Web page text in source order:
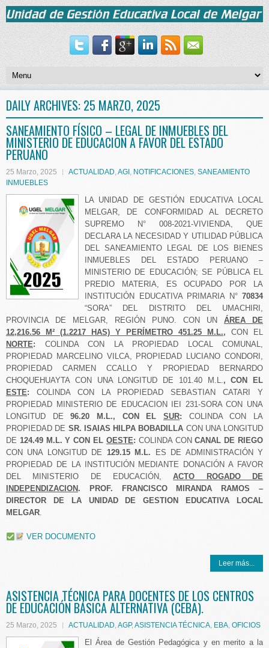
DAILY ARCHIVES: 25 MARZO, 2025
SANEAMIENTO FÍSICO – LEGAL DE INMUEBLES DEL
MINISTERIO DE EDUCACION A FAVOR DEL ESTADO
PERUANO
25 Marzo, 2025 ACTUALIDAD,AGI , NOTIFICACIONES, SANEAMIENTO
INMUEBLES
LA UNIDAD DE GESTIÓN EDUCATIVA LOCAL
MELGAR, DE CONFORMIDAD AL DECRETO
SUPREMO N° 008-2021-VIVIENDA, QUE
DECLARA LA NECESIDAD Y UTILIDAD PÚBLICA
DEL SANEAMIENTO LEGAL DE LOS BIENES
INMUEBLES DEL ESTADO PERUANO –
MINISTERIO DE EDUCACIÓN; SE PÚBLICA EL
PREDIO MATERIA, ES OCUPADO POR LA
INSTITUCIÓN EDUCATIVA PRIMARIA N°70834
“SORA” DEL DISTRITO DEL UMACHIRI,
PROVINCIA DE MELGAR, REGIÓN PUNO. CON UN ÁREA DE
12,216.56 M² (1.2217 HAS) Y PERÍMETRO 451.25 M.L., CON EL
NORTE: COLINDA CON LA PROPIEDAD LOCAL COMUNAL,
PROPIEDAD MARCELINO VILCA, PROPIEDAD LUCIANO CONDORI,
PROPIEDAD CARMEN CCALLO Y PROPIEDAD BERNARDO
CHOQUEHUAYTA CON UNA LONGITUD DE 101.40 M.L., CON EL
ESTE: COLINDA CON LA PROPIEDAD SEBASTIAN CATARI Y
PROPIEDAD MINISTERIO DE EDUCACION IEI 231-SORA CON UNA
LONGITUD DE96.20 M.L., CON ELSUR: COLINDA CON LA
PROPIEDAD DE SR. ISAIAS HILPA BOBADILLA CON UNA LONGITUD
DE 124.49M.L. Y CON EL OESTE: COLINDA CONCANAL DE RIEGO
CON UNA LONGITUD DE 129.15M.L.
ES DE ADMINISTRACIÓN Y
PROPIEDAD DE LA INSTITUCIÓN MEDIANTE DONACIÓN A FAVOR
DEL MINISTERIO DE EDUCACIÓN,ACTO ROGADO DE
INDEPENDIZACION .
PROF. FRANCISCO MIRANDA RAMOS –
DIRECTOR DE LA UNIDAD DE GESTION EDUCATIVA LOCAL
MELGAR.
VER DOCUMENTO
Leer más...
ASISTENCIA TÉCNICA PARA DOCENTES DE LOS CENTROS
DE EDUCACIÓN BÁSICA ALTERNATIVA (CEBA).
25 Marzo, 2025 ACTUALIDAD,AGP,ASISTENCIA TÉCNICA, EBA, OFICIOS
El Área de Gestión Pedagógica y en merito a la